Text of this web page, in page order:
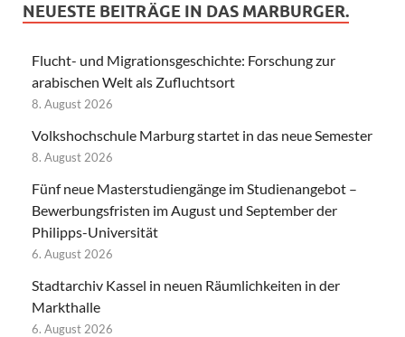
NEUESTE BEITRÄGE IN DAS MARBURGER.
Flucht- und Migrationsgeschichte: Forschung zur
arabischen Welt als Zufluchtsort
8. August 2026
Volkshochschule Marburg startet in das neue Semester
8. August 2026
Fünf neue Masterstudiengänge im Studienangebot –
Bewerbungsfristen im August und September der
Philipps-Universität
6. August 2026
Stadtarchiv Kassel in neuen Räumlichkeiten in der
Markthalle
6. August 2026